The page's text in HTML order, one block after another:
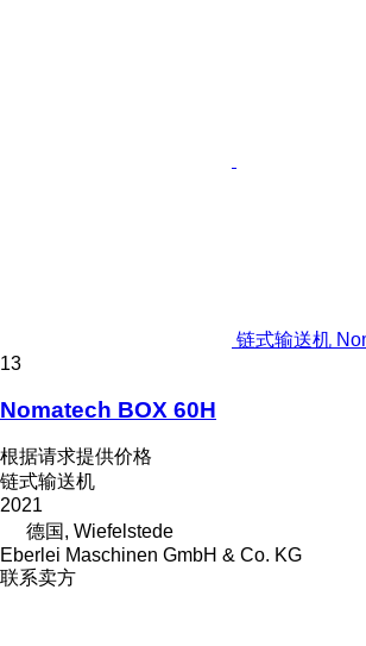
链式输送机
13
Nomatech BOX 60H
根据请求提供价格
链式输送机
2021
德国, Wiefelstede
Eberlei Maschinen GmbH & Co. KG
联系卖方